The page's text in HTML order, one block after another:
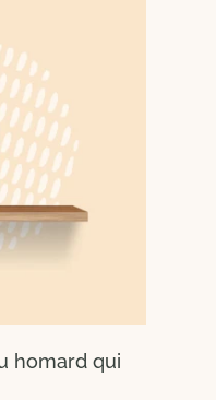
homard qui